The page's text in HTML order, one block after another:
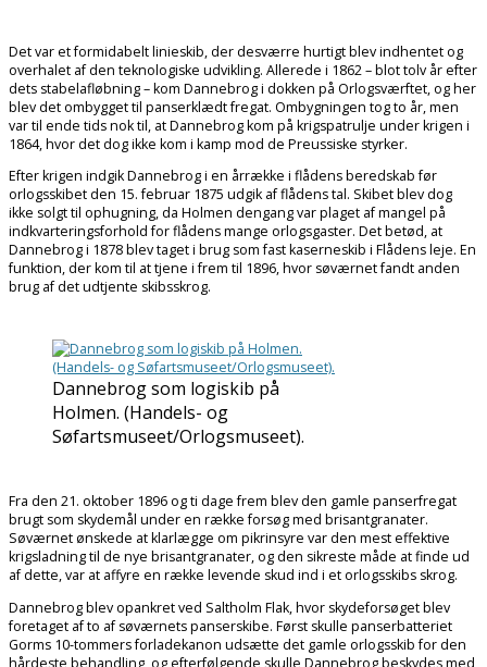
Det var et formidabelt linieskib, der desværre hurtigt blev indhentet og
overhalet af den teknologiske udvikling. Allerede i 1862 – blot tolv år efter
dets stabelafløbning – kom Dannebrog i dokken på Orlogsværftet, og her
blev det ombygget til panserklædt fregat. Ombygningen tog to år, men
var til ende tids nok til, at Dannebrog kom på krigspatrulje under krigen i
1864, hvor det dog ikke kom i kamp mod de Preussiske styrker.
Efter krigen indgik Dannebrog i en årrække i flådens beredskab før
orlogsskibet den 15. februar 1875 udgik af flådens tal. Skibet blev dog
ikke solgt til ophugning, da Holmen dengang var plaget af mangel på
indkvarteringsforhold for flådens mange orlogsgaster. Det betød, at
Dannebrog i 1878 blev taget i brug som fast kaserneskib i Flådens leje. En
funktion, der kom til at tjene i frem til 1896, hvor søværnet fandt anden
brug af det udtjente skibsskrog.
Dannebrog som logiskib på
Holmen. (Handels- og
Søfartsmuseet/Orlogsmuseet).
Fra den 21. oktober 1896 og ti dage frem blev den gamle panserfregat
brugt som skydemål under en række forsøg med brisantgranater.
Søværnet ønskede at klarlægge om pikrinsyre var den mest effektive
krigsladning til de nye brisantgranater, og den sikreste måde at finde ud
af dette, var at affyre en række levende skud ind i et orlogsskibs skrog.
Dannebrog blev opankret ved Saltholm Flak, hvor skydeforsøget blev
foretaget af to af søværnets panserskibe. Først skulle panserbatteriet
Gorms 10-tommers forladekanon udsætte det gamle orlogsskib for den
hårdeste behandling, og efterfølgende skulle Dannebrog beskydes med